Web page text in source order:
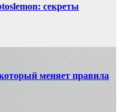
секреты
меняет правила